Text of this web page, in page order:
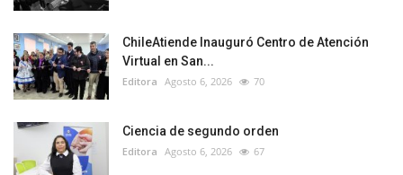
ChileAtiende Inauguró Centro de Atención
Virtual en San...
Editora Agosto 6, 2026 70
Ciencia de segundo orden
Editora Agosto 6, 2026 67